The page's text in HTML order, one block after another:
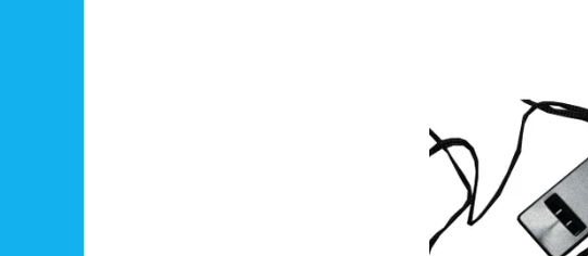
Plochá plastová píšťalka
všechny druhy sportů.
Dostupnost:
Skladem
5076
Značka:
Köck